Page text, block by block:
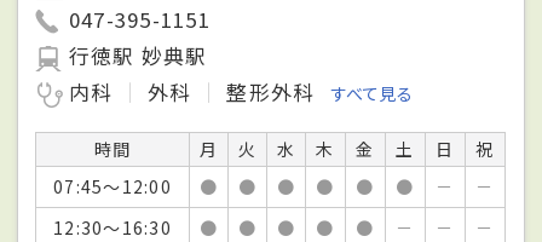
047-395-1151
行徳駅 妙典駅
内科
外科 整形外科 すべて見る
時間 月 火 水 木 金 土 日
祝
07:45～12:00
● ● ● ● ● ● －
－
12:30～16:30
● ● ● ● ● － － －